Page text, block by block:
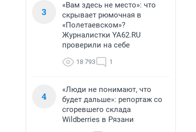
3
«Вам здесь не место»: что
скрывает рюмочная в
«Полетаевском»?
Журналистки YA62.RU
проверили на себе
18 793 1
4
«Люди не понимают, что
будет дальше»: репортаж со
сгоревшего склада
Wildberries в Рязани